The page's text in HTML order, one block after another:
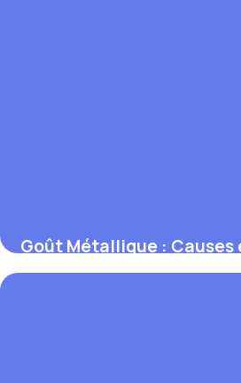
Goût Métallique :
Efficaces